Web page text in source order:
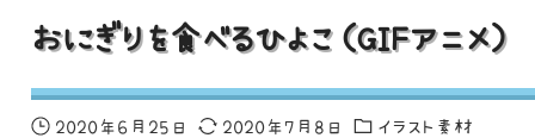
おにぎりを食べるひよこ（GIFアニメ）
2020年6月25日 2020年7月8日 イラスト素材